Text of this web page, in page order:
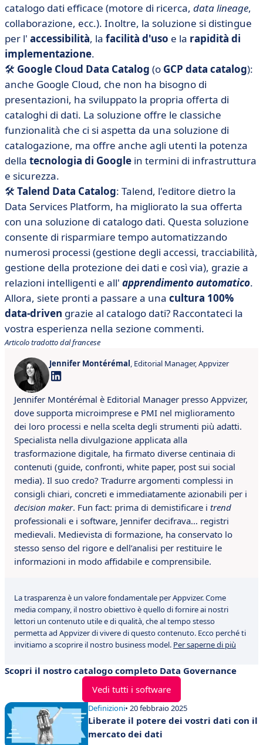
catalogo dati efficace (motore di ricerca, data lineage,
collaborazione, ecc.). Inoltre, la soluzione si distingue
per l' accessibilità, la facilità d'uso e la rapidità di
implementazione.
🛠️ Google Cloud Data Catalog (o GCP data catalog):
anche Google Cloud, che non ha bisogno di
presentazioni, ha sviluppato la propria offerta di
cataloghi di dati. La soluzione offre le classiche
funzionalità che ci si aspetta da una soluzione di
catalogazione, ma offre anche agli utenti la potenza
della tecnologia di Google in termini di infrastruttura
e sicurezza.
🛠️ Talend Data Catalog: Talend, l'editore dietro la
Data Services Platform, ha migliorato la sua offerta
con una soluzione di catalogo dati. Questa soluzione
consente di risparmiare tempo automatizzando
numerosi processi (gestione degli accessi, tracciabilità,
gestione della protezione dei dati e così via), grazie a
relazioni intelligenti e all' apprendimento automatico.
Allora, siete pronti a passare a una cultura 100%
data-driven grazie al catalogo dati? Raccontateci la
vostra esperienza nella sezione commenti.
Articolo tradotto dal francese
Jennifer Montérémal, Editorial Manager, Appvizer
Jennifer Montérémal è Editorial Manager presso Appvizer,
dove supporta microimprese e PMI nel miglioramento
dei loro processi e nella scelta degli strumenti più adatti.
Specialista nella divulgazione applicata alla
trasformazione digitale, ha firmato diverse centinaia di
contenuti (guide, confronti, white paper, post sui social
media). Il suo credo? Tradurre argomenti complessi in
consigli chiari, concreti e immediatamente azionabili per i
decision maker. Fun fact: prima di demistificare i trend
professionali e i software, Jennifer decifrava… registri
medievali. Medievista di formazione, ha conservato lo
stesso senso del rigore e dell’analisi per restituire le
informazioni in modo affidabile e comprensibile.
La trasparenza è un valore fondamentale per Appvizer. Come
media company, il nostro obiettivo è quello di fornire ai nostri
lettori un contenuto utile e di qualità, che al tempo stesso
permetta ad Appvizer di vivere di questo contenuto. Ecco perché ti
invitiamo a scoprire il nostro business model. Per saperne di più
Scopri il nostro catalogo completo Data Governance
Vedi tutti i software
Definizioni• 20 febbraio 2025
Liberate il potere dei vostri dati con il
mercato dei dati